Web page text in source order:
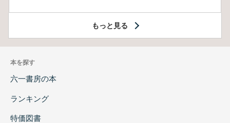
もっと見る
本を探す
六一書房の本
ランキング
特価図書